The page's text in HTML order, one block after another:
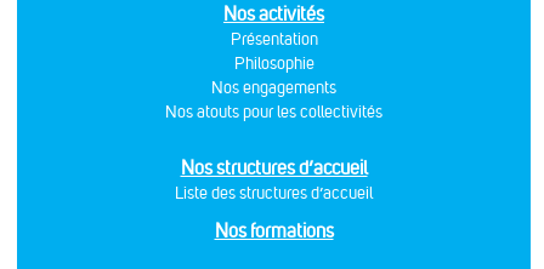
Nos activités
Présentation
Philosophie
Nos engagements
Nos atouts pour les collectivités
Nos structures d’accueil
Liste des structures d’accueil
Nos formations